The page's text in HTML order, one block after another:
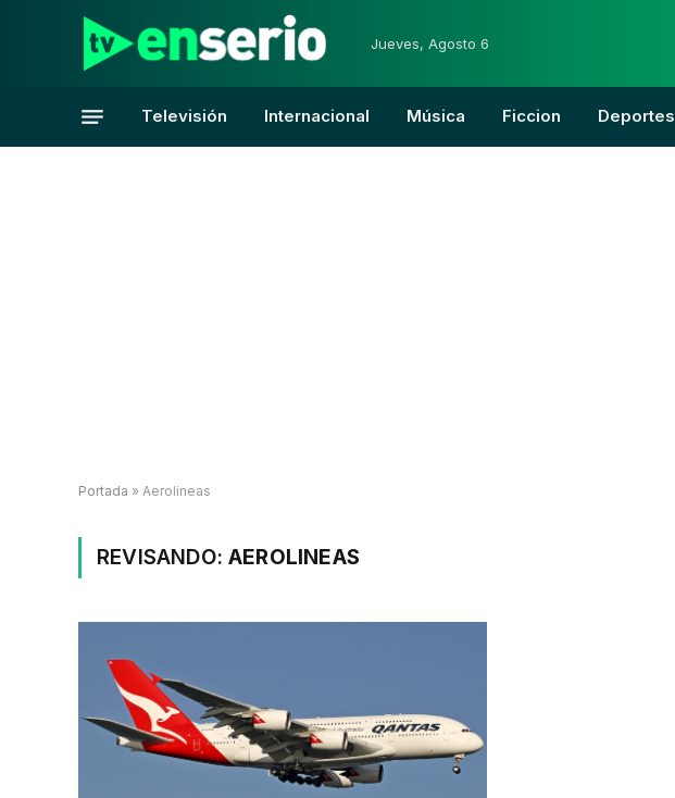
Jueves, Agosto 6
Televisión Internacional Música Ficcion Deportes
Portada » Aerolineas
REVISANDO:AEROLINEAS